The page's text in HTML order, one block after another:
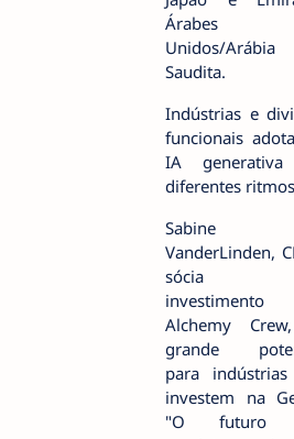
Árabes
Unidos/Arábia
Saudita.
Indústrias e
funcionais
IA
diferentes ritmos
Sabine
VanderLinden,
sócia
Alchemy
grande
para
investem na
"O futuro